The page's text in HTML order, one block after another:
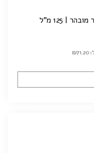
| 125 מ"ל